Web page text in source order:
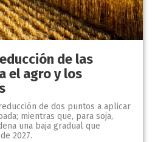
de las
el agro y los
de dos puntos a aplicar
mientras que, para soja,
una baja gradual que
2027.